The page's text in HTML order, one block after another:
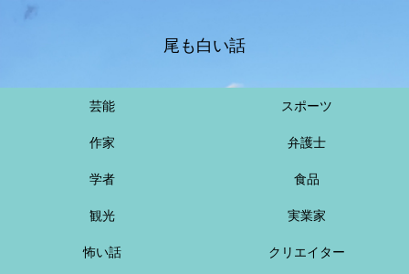
尾も白い話
芸能 スポーツ
作家 弁護士
学者 食品
観光 実業家
怖い話 クリエイター